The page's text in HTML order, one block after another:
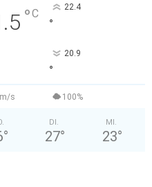
°C 22.4
°
20.9
°
s 100%
°
DI.
27°
MI.
23°